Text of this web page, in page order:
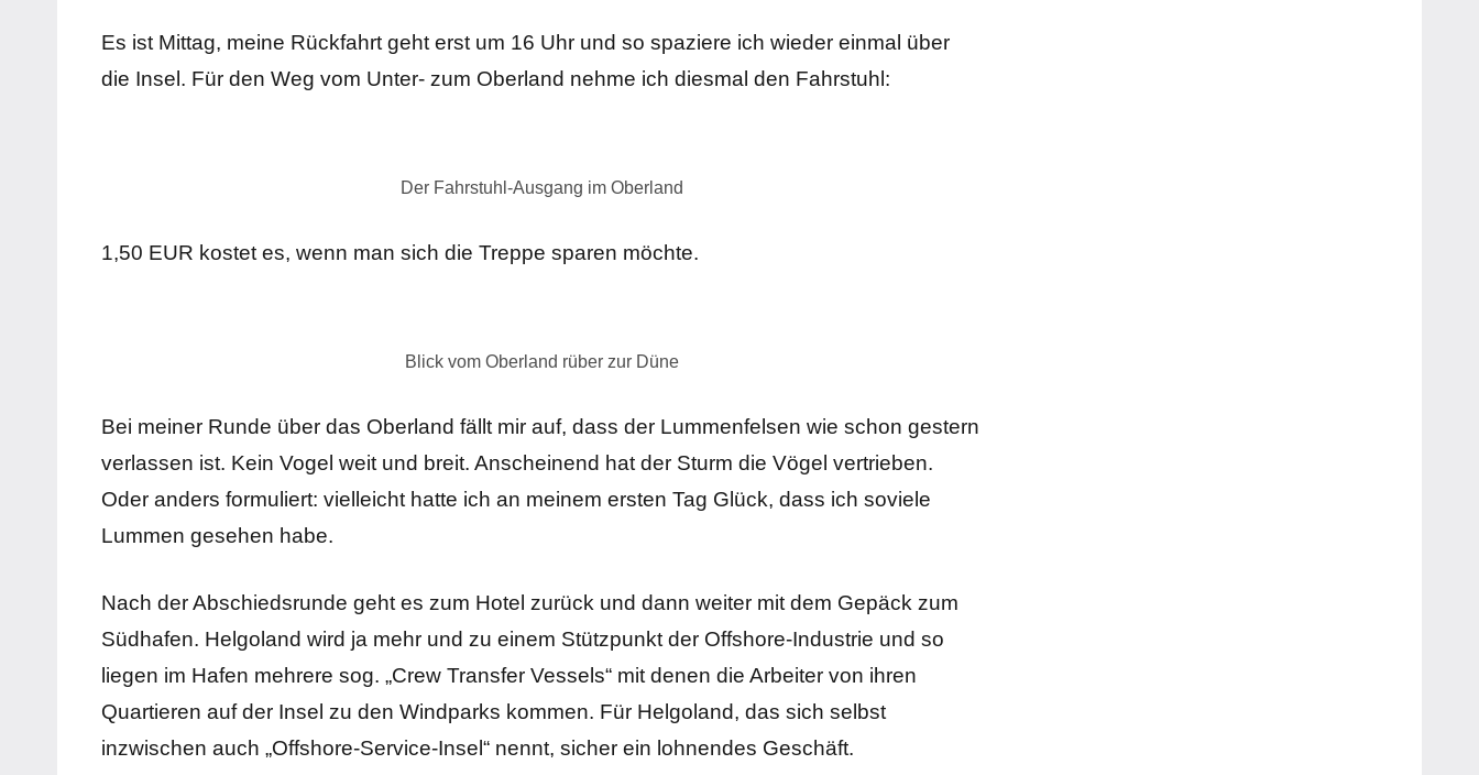
Es ist Mittag, meine Rückfahrt geht erst um 16 Uhr und so spaziere ich wieder einmal über
die Insel. Für den Weg vom Unter- zum Oberland nehme ich diesmal den Fahrstuhl:
Der Fahrstuhl-Ausgang im Oberland
1,50 EUR kostet es, wenn man sich die Treppe sparen möchte.
Blick vom Oberland rüber zur Düne
Bei meiner Runde über das Oberland fällt mir auf, dass der Lummenfelsen wie schon gestern
verlassen ist. Kein Vogel weit und breit. Anscheinend hat der Sturm die Vögel vertrieben.
Oder anders formuliert: vielleicht hatte ich an meinem ersten Tag Glück, dass ich soviele
Lummen gesehen habe.
Nach der Abschiedsrunde geht es zum Hotel zurück und dann weiter mit dem Gepäck zum
Südhafen. Helgoland wird ja mehr und zu einem Stützpunkt der Offshore-Industrie und so
liegen im Hafen mehrere sog. „Crew Transfer Vessels“ mit denen die Arbeiter von ihren
Quartieren auf der Insel zu den Windparks kommen. Für Helgoland, das sich selbst
inzwischen auch „Offshore-Service-Insel“ nennt, sicher ein lohnendes Geschäft.